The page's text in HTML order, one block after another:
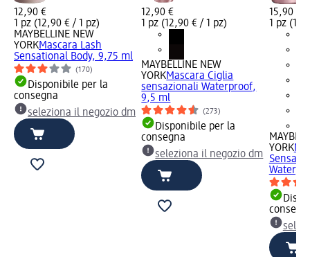
12,90 €
1 pz (12,90 € / 1 pz)
MAYBELLINE NEW
YORKMascara Lash
Sensational Body, 9,75 ml
(170)
Disponibile per la
consegna
seleziona il negozio dm
12,90 €
1 pz (12,90 € / 1 pz)
MAYBELLINE NEW
YORKMascara Ciglia
sensazionali Waterproof,
9,5 ml
(273)
Disponibile per la
consegna
seleziona il negozio dm
15,90 €
1 pz
YORK